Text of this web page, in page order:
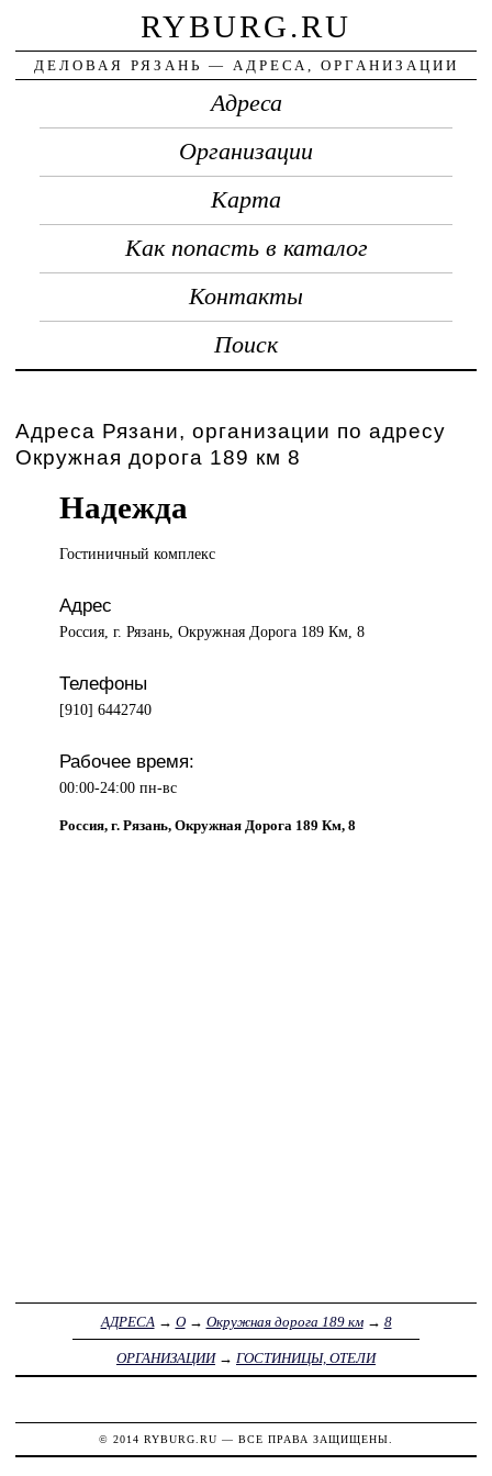
RYBURG.RU
ДЕЛОВАЯ РЯЗАНЬ — АДРЕСА, ОРГАНИЗАЦИИ
Адреса
Организации
Карта
Как попасть в каталог
Контакты
Поиск
Адреса Рязани, организации по адресу
Окружная дорога 189 км 8
Надежда
Гостиничный комплекс
Адрес
Россия, г. Рязань, Окружная Дорога 189 Км, 8
Телефоны
[910] 6442740
Рабочее время:
00:00-24:00 пн-вс
Россия, г. Рязань, Окружная Дорога 189 Км, 8
АДРЕСА → О→ Окружная дорога 189 км→ 8
ОРГАНИЗАЦИИ→ ГОСТИНИЦЫ, ОТЕЛИ
© 2014 RYBURG.RU — ВСЕ ПРАВА ЗАЩИЩЕНЫ.